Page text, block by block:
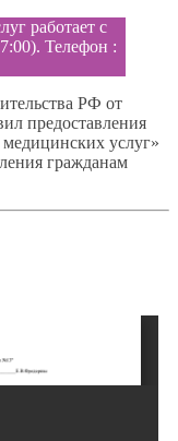
работает с
Телефон :
РФ от
предоставления
услуг»
гражданам